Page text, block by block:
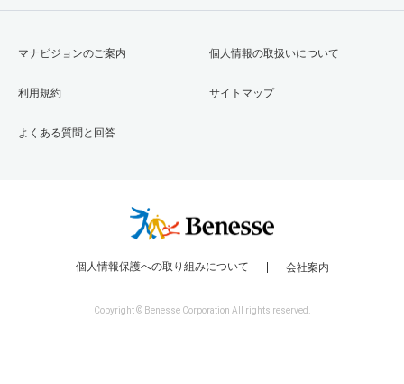
マナビジョンのご案内
利用規約
よくある質問と回答
個人情報の取扱いについて
サイトマップ
個人情報保護への取り組みについて 会社案内
Copyright © Benesse Corporation All rights reserved.